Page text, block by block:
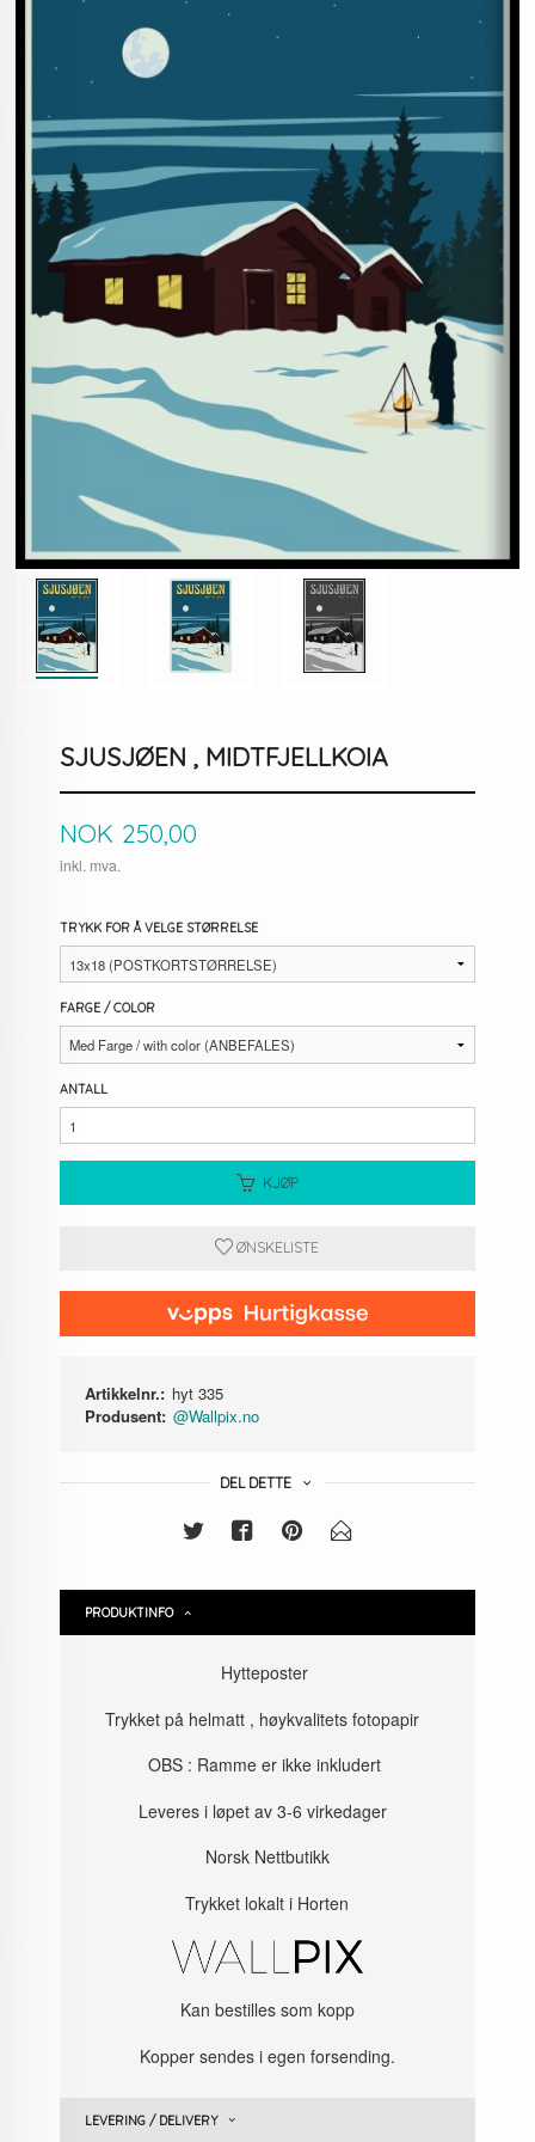
SJUSJØEN , MIDTFJELLKOIA
Pris
NOK 250,00
inkl. mva.
TRYKK FOR Å VELGE STØRRELSE
FARGE / COLOR
ANTALL
KJØP
ØNSKELISTE
Artikkelnr.: hyt 335
Produsent: @Wallpix.no
DEL DETTE
PRODUKTINFO
Hytteposter
Trykket på helmatt , høykvalitets fotopapir
OBS : Ramme er ikke inkludert
Leveres i løpet av 3-6 virkedager
Norsk Nettbutikk
Trykket lokalt i Horten
Kan bestilles som kopp
Kopper sendes i egen forsending.
LEVERING / DELIVERY